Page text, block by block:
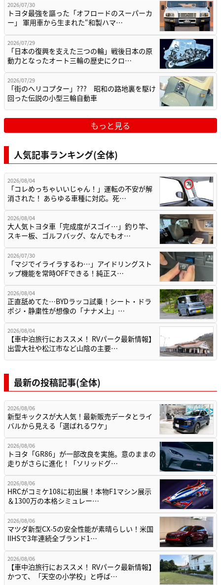
2026/07/30
トヨタ最強を謳った「オフロードのスーパーカ
ー」 軍用車から生まれた“和製ハマ…
2026/07/29
「日本の復興を支えた三つの輪」戦後日本の原
動力となったオート三輪の歴史にクロ…
2026/07/29
「街のヘリコプター」??? 昭和の路地裏を駆け
回った伝説の小型三輪自動車
もっと見る
人気記事ランキング(全体)
2026/08/04
「コレめっちゃいいじゃん！」運転の不安が解
消された！ あらゆる車種に対応。死…
2026/08/04
大人気トヨタ車「完成度がスゴイ…」釣り竿、
スキー板、ゴルフバッグ、なんでもオ…
2026/07/30
「マジでイライラするわ…」アイドリングスト
ップ機能を常時OFFできる！純正ス…
2026/08/04
正直舐めてた…BYDラッコ試乗！シート・ドラ
ポジ・静粛性が想像の「ナナメ上」…
2026/08/04
【車中泊旅行におススメ！ RVパーク最新情報】
出雲大社や松江市など山陰の主要…
最新の投稿記事(全体)
2026/08/06
新型キックスが大人気！最新販売データとライ
バルから見える「選ばれるワケ」
2026/08/06
トヨタ「GR86」が一部改良を実施。意のままの
走りがさらに進化！「ソリッドグ…
2026/08/06
HRCがコミケ108に初出展！本物F1マシン展示
＆1300万の本格シミュレー…
2026/08/06
マツダ新型CX-5の安全性能が素晴らしい！米国
IIHSで3年連続全ブランド1…
2026/08/06
【車中泊旅行におススメ！ RVパーク最新情報】
かつて、「天空の小学校」と呼ば…